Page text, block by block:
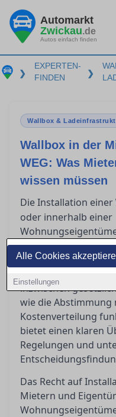
Alle Cookies
Einstellungen
Automarkt
Zwickau.de
Autos einfach finden
❯
EXPERTEN-
FINDEN
❯
Wallbox &
Wallbox in der
WEG: Was
wissen müssen
Die Installation einer
oder innerhalb einer
Zwickau wirft viele
Fragen für Mieter
inzwischen
wie die
Kostenverteilung
bietet einen klaren
Regelungen und
Das Recht auf
Mietern und